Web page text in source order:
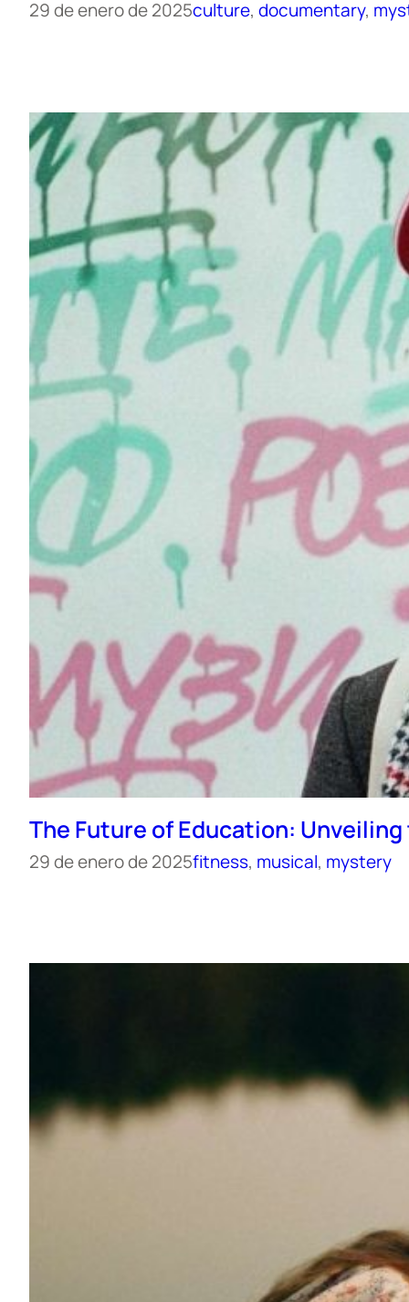
29 de enero de 2025culture, documentary,
The Future of Education:
29 de enero de 2025fitness, musical, mystery